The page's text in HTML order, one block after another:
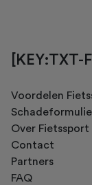
[KEY:TXT-
Voordelen
Over Fietssport
Contact
Partners
FAQ